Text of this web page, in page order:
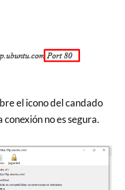
el icono del candado
no es segura.